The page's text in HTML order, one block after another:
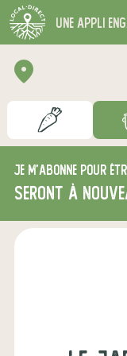
une appli
Je m'abonne pour
seront à